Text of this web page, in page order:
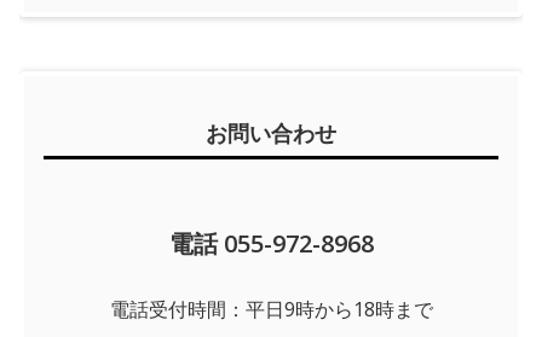
お問い合わせ
電話 055-972-8968
電話受付時間：平日9時から18時まで